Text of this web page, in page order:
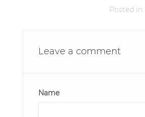
Posted in:
Leave a comment
Name